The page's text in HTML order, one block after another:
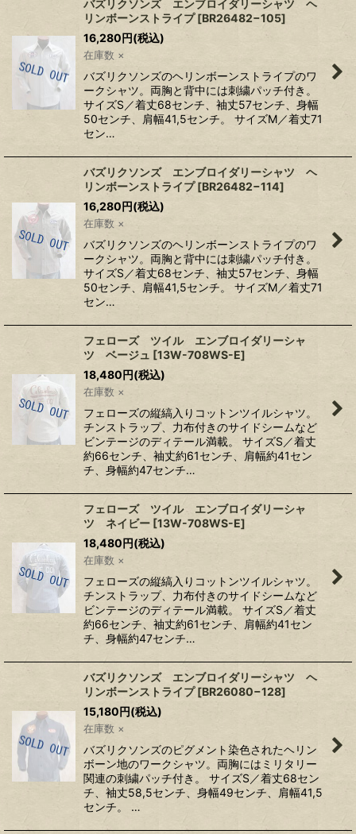
バズリクソンズ エンブロイダリーシャツ ヘ
リンボーンストライプ [BR26482−105]
16,280円(税込)
在庫数 ×
バズリクソンズのヘリンボーンストライプのワ
ークシャツ。両胸と背中には刺繍パッチ付き。
サイズS／着丈68センチ、袖丈57センチ、身幅
50センチ、肩幅41,5センチ。 サイズM／着丈71
セン…
バズリクソンズ エンブロイダリーシャツ ヘ
リンボーンストライプ [BR26482−114]
16,280円(税込)
在庫数 ×
バズリクソンズのヘリンボーンストライプのワ
ークシャツ。両胸と背中には刺繍パッチ付き。
サイズS／着丈68センチ、袖丈57センチ、身幅
50センチ、肩幅41,5センチ。 サイズM／着丈71
セン…
フェローズ ツイル エンブロイダリーシャ
ツ ベージュ [13W-708WS-E]
18,480円(税込)
在庫数 ×
フェローズの縦縞入りコットンツイルシャツ。
チンストラップ、力布付きのサイドシームなど
ビンテージのディテール満載。 サイズS／着丈
約66センチ、袖丈約61センチ、肩幅約41セン
チ、身幅約47センチ…
フェローズ ツイル エンブロイダリーシャ
ツ ネイビー [13W-708WS-E]
18,480円(税込)
在庫数 ×
フェローズの縦縞入りコットンツイルシャツ。
チンストラップ、力布付きのサイドシームなど
ビンテージのディテール満載。 サイズS／着丈
約66センチ、袖丈約61センチ、肩幅約41セン
チ、身幅約47センチ…
バズリクソンズ エンブロイダリーシャツ ヘ
リンボーンストライプ [BR26080−128]
15,180円(税込)
在庫数 ×
バズリクソンズのピグメント染色されたヘリン
ボーン地のワークシャツ。両胸にはミリタリー
関連の刺繍パッチ付き。 サイズS／着丈68セン
チ、袖丈58,5センチ、身幅49センチ、肩幅41,5
センチ。 …